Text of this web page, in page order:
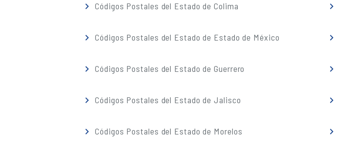
Códigos Postales del Estado de Colima
Códigos Postales del Estado de Estado de México
Códigos Postales del Estado de Guerrero
Códigos Postales del Estado de Jalisco
Códigos Postales del Estado de Morelos